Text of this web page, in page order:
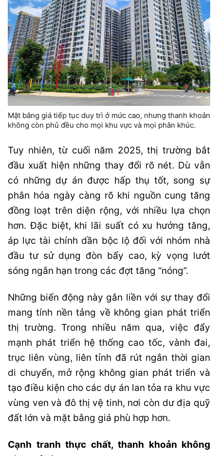
Mặt bằng giá tiếp tục duy trì ở mức cao, nhưng thanh khoản
không còn phủ đều cho mọi khu vực và mọi phân khúc.
Tuy nhiên, từ cuối năm 2025, thị trường bắt
đầu xuất hiện những thay đổi rõ nét. Dù vẫn
có những dự án được hấp thụ tốt, song sự
phân hóa ngày càng rõ khi nguồn cung tăng
đồng loạt trên diện rộng, với nhiều lựa chọn
hơn. Đặc biệt, khi lãi suất có xu hướng tăng,
áp lực tài chính dần bộc lộ đối với nhóm nhà
đầu tư sử dụng đòn bẩy cao, kỳ vọng lướt
sóng ngắn hạn trong các đợt tăng “nóng”.
Những biến động này gắn liền với sự thay đổi
mang tính nền tảng về không gian phát triển
thị trường. Trong nhiều năm qua, việc đẩy
mạnh phát triển hệ thống cao tốc, vành đai,
trục liên vùng, liên tỉnh đã rút ngắn thời gian
di chuyển, mở rộng không gian phát triển và
tạo điều kiện cho các dự án lan tỏa ra khu vực
vùng ven và đô thị vệ tinh, nơi còn dư địa quỹ
đất lớn và mặt bằng giá phù hợp hơn.
Cạnh tranh thực chất, thanh khoản không